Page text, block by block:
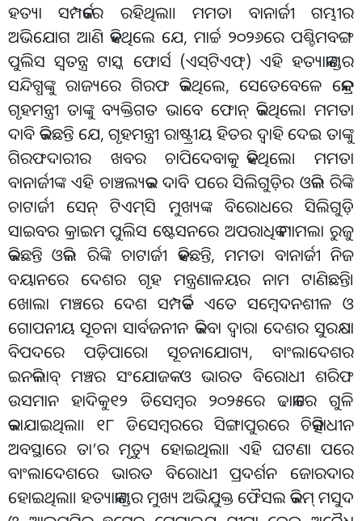
ହତ୍ୟା ସମ୍ପର୍କରେ ରହିଥିଲା। ମମତା ବାନାର୍ଜୀ ଗମ୍ଭୀର
ଅଭିଯୋଗ ଆଣି କହିଥିଲେ ଯେ, ମାର୍ଚ୍ଚ ୨୦୨୬ରେ ପଶ୍ଚିମବଙ୍ଗ
ପୁଲିସ ସ୍ବତନ୍ତ୍ର ଟାସ୍କ ଫୋର୍ସ (ଏସ୍‌ଟିଏଫ୍‌) ଏହି ହତ୍ୟାକାଣ୍ଡର
ସନ୍ଦିଗ୍ଧଙ୍କୁ ରାଜ୍ୟରେ ଗିରଫ କରିଥିଲେ, ସେତେବେଳେ କେନ୍ଦ୍ର
ଗୃହମନ୍ତ୍ରୀ ତାଙ୍କୁ ବ୍ୟକ୍ତିଗତ ଭାବେ ଫୋନ୍‌ କରିଥିଲେ। ମମତା
ଦାବି କରିଛନ୍ତି ଯେ, ଗୃହମନ୍ତ୍ରୀ ରାଷ୍ଟ୍ରୀୟ ହିତର ଦ୍ବାହି ଦେଇ ତାଙ୍କୁ
ଗିରଫଦାରୀର ଖବର ଚାପିଦେବାକୁ କହିଥି‌ଲେ। ମମତା
ବାନାର୍ଜୀଙ୍କ ଏହି ଚାଞ୍ଚଲ୍ୟକର ଦାବି ପରେ ସିଲିଗୁଡ଼ିର ଓକିଲ ରିଙ୍କି
ଚାଟାର୍ଜୀ ସେନ୍‌ ଟିଏମ୍‌ସି ମୁଖ୍ୟଙ୍କ ବିରୋଧରେ ସିଲିଗୁଡ଼ି
ସାଇବର କ୍ରାଇମ ପୁଲିସ ଷ୍ଟେସନରେ ଅପରାଧିକ ମାମଲା ରୁଜୁ
କରିଛନ୍ତି ଓକିଲ ରିଙ୍କି ଚାଟାର୍ଜୀ କହିଛନ୍ତି, ମମତା ବାନାର୍ଜୀ ନିଜ
ବୟାନରେ ଦେଶର ଗୃହ ମନ୍ତ୍ରଣାଳୟର ନାମ ଟାଣିଛନ୍ତି।
ଖୋଲା ମଞ୍ଚରେ ଦେଶ ସମ୍ପର୍କିତ ଏତେ ସମ୍ବେଦନଶୀଳ ଓ
ଗୋପନୀୟ ସୂଚନା ସାର୍ବଜନୀନ କରିବା ଦ୍ବାରା ଦେଶର ସୁରକ୍ଷା
ବିପଦରେ ପଡ଼ିପାରେ। ସୂଚନାଯୋଗ୍ୟ, ବାଂଲାଦେଶର
ଇନକିଲାବ୍‌ ମଞ୍ଚର ସଂଯୋଜକ ଓ ଭାରତ ବିରୋଧୀ ଶରିଫ
ଉସମାନ ହାଦିକୁ ୧୨ ଡିସେମ୍ବର ୨୦୨୫ରେ ଢାକାରେ ଗୁଳି
କରାଯାଇଥିଲା। ୧୮ ଡିସେମ୍ବରରେ ସିଙ୍ଗାପୁରରେ ଚିକିତ୍ସାଧୀନ
ଅବସ୍ଥାରେ ତା’ର ମୃତ୍ୟୁ ହୋଇଥିଲା। ଏହି ଘଟଣା ପରେ
ବାଂଲାଦେଶରେ ଭାରତ ବିରୋଧୀ ପ୍ରଦର୍ଶନ ଜୋରଦାର
ହୋଇଥିଲା। ହତ୍ୟାକାଣ୍ଡର ମୁଖ୍ୟ ଅଭିଯୁକ୍ତ ଫୈସଲ କରିମ୍‌ ମସୁଦ